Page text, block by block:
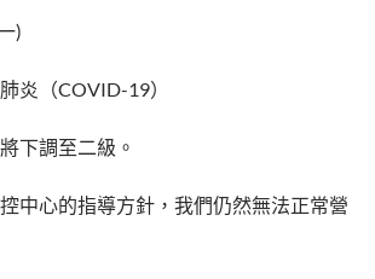
)
炎（COVID-19）
下調至二級。
中心的指導方針，我們仍然無法正常營